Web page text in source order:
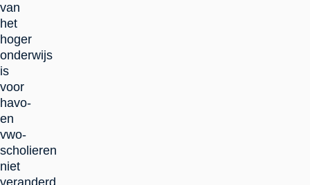
van
het
hoger
onderwijs
is
voor
havo-
en
vwo-
scholieren
niet
veranderd